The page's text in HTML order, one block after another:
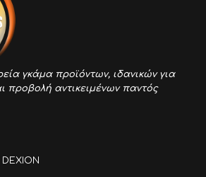
γκάμα προϊόντων, ιδανικών για
προβολή αντικειμένων παντός